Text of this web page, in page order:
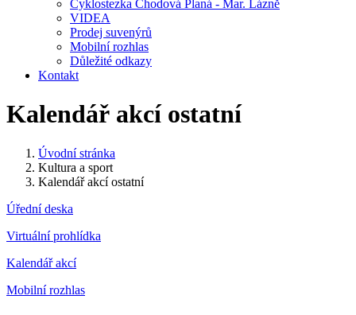
Cyklostezka Chodová Planá - Mar. Lázně
VIDEA
Prodej suvenýrů
Mobilní rozhlas
Důležité odkazy
Kontakt
Kalendář akcí ostatní
Úvodní stránka
Kultura a sport
Kalendář akcí ostatní
Úřední deska
Virtuální prohlídka
Kalendář akcí
Mobilní rozhlas